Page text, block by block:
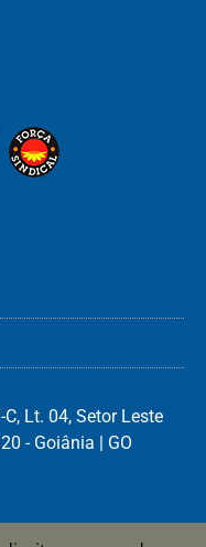
Lt. 04, Setor Leste
- Goiânia | GO